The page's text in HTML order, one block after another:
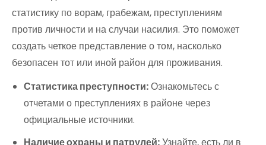
статистику по ворам, грабежам, преступлениям
против личности и на случаи насилия. Это поможет
создать четкое представление о том, насколько
безопасен тот или иной район для проживания.
Статистика преступности:Ознакомьтесь с
отчетами о преступлениях в районе через
официальные источники.
Наличие охраны и патрулей:Узнайте, есть ли в